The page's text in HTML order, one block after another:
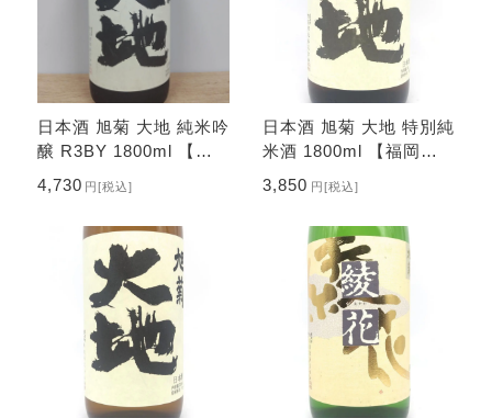
日本酒 旭菊 大地 純米吟
醸 R3BY 1800ml 【福
岡県 旭菊酒造】
4,730 円[税込]
日本酒 旭菊 大地 特別純
米酒 1800ml 【福岡県
旭菊酒造】
3,850 円[税込]